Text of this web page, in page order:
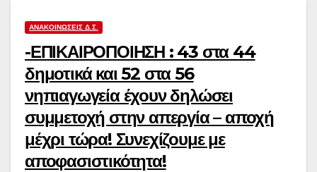
ΑΝΑΚΟΙΝΏΣΕΙΣ Δ.Σ.
-ΕΠΙΚΑΙΡΟΠΟΙΗΣΗ : 43 στα 44
δημοτικά και 52 στα 56
νηπιαγωγεία έχουν δηλώσει
συμμετοχή στην απεργία – αποχή
μέχρι τώρα! Συνεχίζουμε με
αποφασιστικότητα!